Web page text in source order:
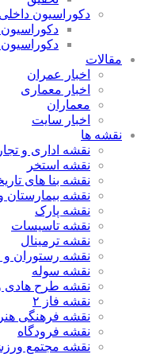
دکوراسیون
مقالات
اخبار عمران
اخبار معماری
معماران
اخبار سایت
نقشه ها
نقشه اداری و
نقشه استخر
نقشه بنا های
نقشه بیمارستان
نقشه پارک
نقشه تاسیسات
نقشه ترمینال
نقشه رستوران
نقشه سوله
نقشه طرح هادی
نقشه فاز ۲
نقشه فرهنگی
نقشه فرودگاه
نقشه مجتمع